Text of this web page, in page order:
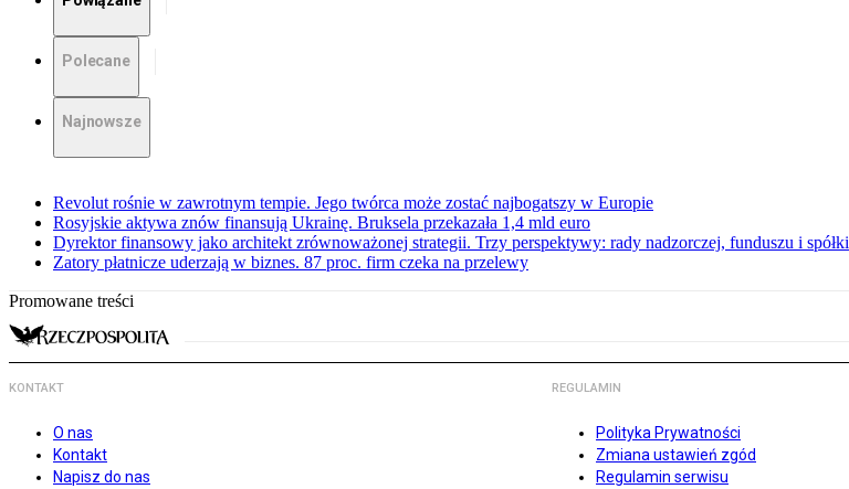
Polecane
Najnowsze
Revolut rośnie w zawrotnym tempie. Jego twórca może zostać najbogatszy w Europie
Rosyjskie aktywa znów finansują Ukrainę. Bruksela przekazała 1,4 mld euro
Dyrektor finansowy jako architekt zrównoważonej strategii. Trzy perspektywy: rady nadzorczej, funduszu i spółki
Zatory płatnicze uderzają w biznes. 87 proc. firm czeka na przelewy
Promowane treści
KONTAKT
O nas
Kontakt
Napisz do nas
REGULAMIN
Polityka Prywatności
Zmiana ustawień zgód
Regulamin serwisu